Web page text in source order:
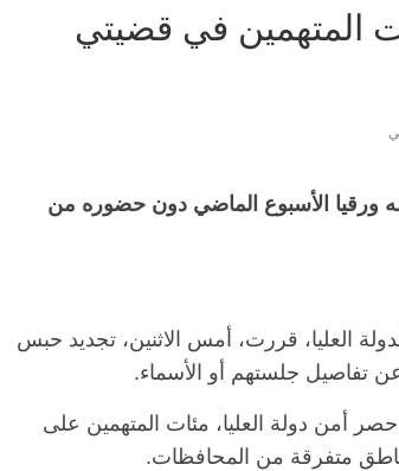
المتهمين في قضيتي
حبسه ورقيا الأسبوع الماضي دون حضوره من
العليا، قررت، أمس الاثنين، تجديد حبس
وتضم القضية 880 لسنة 2020 والقضية رقم 960 لسنة 2020 حصر أمن دولة العليا، مئات المتهمين على
الرئيسية ناس وناس
عبدالهادي فارس مقاومة
الذي دافع عن المال العام